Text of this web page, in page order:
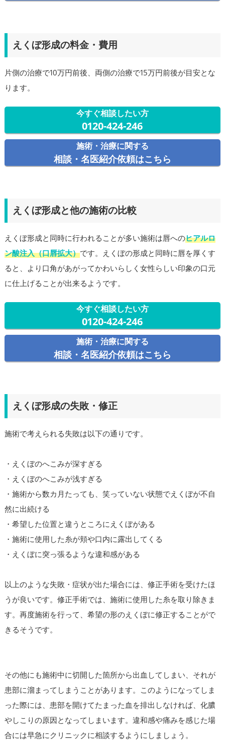
えくぼ形成の料金・費用
片側の治療で10万円前後、両側の治療で15万円前後が目安とな
ります。
今すぐ相談したい方
0120-424-246
施術・治療に関する
相談・名医紹介依頼はこちら
えくぼ形成と他の施術の比較
えくぼ形成と同時に行われることが多い施術は唇へのヒアルロ
ン酸注入（口唇拡大）です。えくぼの形成と同時に唇を厚くす
ると、より口角があがってかわいらしく女性らしい印象の口元
に仕上げることが出来るようです。
今すぐ相談したい方
0120-424-246
施術・治療に関する
相談・名医紹介依頼はこちら
えくぼ形成の失敗・修正
施術で考えられる失敗は以下の通りです。
・えくぼのへこみが深すぎる
・えくぼのへこみが浅すぎる
・施術から数カ月たっても、笑っていない状態でえくぼが不自
然に出続ける
・希望した位置と違うところにえくぼがある
・施術に使用した糸が頬や口内に露出してくる
・えくぼに突っ張るような違和感がある
以上のような失敗・症状が出た場合には、修正手術を受けたほ
うが良いです。修正手術では、施術に使用した糸を取り除きま
す。再度施術を行って、希望の形のえくぼに修正することがで
きるそうです。
その他にも施術中に切開した箇所から出血してしまい、それが
患部に溜まってしまうことがあります。このようになってしま
った際には、患部を開けてたまった血を排出しなければ、化膿
やしこりの原因となってしまいます。違和感や痛みを感じた場
合には早急にクリニックに相談するようにしましょう。